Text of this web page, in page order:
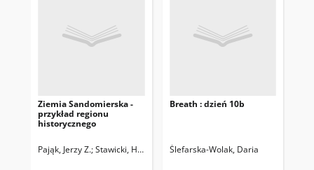
Ziemia Sandomierska -
przykład regionu
historycznego
Pająk, Jerzy Z. Stawicki, Henryk
Breath : dzień 10b
Ślefarska-Wolak, Daria